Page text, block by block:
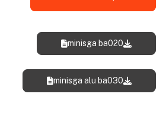
minisga ba020
minisga alu ba030